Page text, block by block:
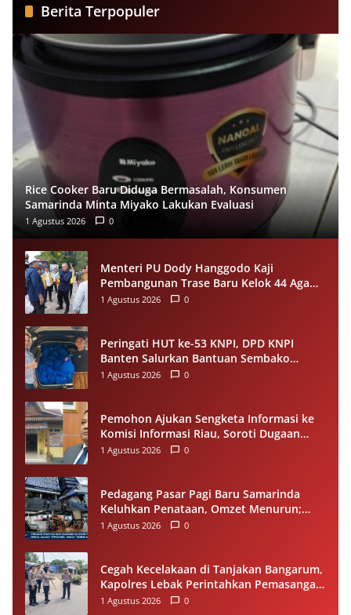
Berita Terpopuler
Rice Cooker Baru Diduga Bermasalah, Konsumen
Samarinda Minta Miyako Lakukan Evaluasi
1 Agustus 2026 0
Menteri PU Dody Hanggodo Kaji
Pembangunan Trase Baru Kelok 44 Agam
Usai Longsor, Utamakan Keselamatan
1 Agustus 2026 0
Peringati HUT ke-53 KNPI, DPD KNPI
Banten Salurkan Bantuan Sembako
Melalui Pemuda Berdampak
1 Agustus 2026 0
Pemohon Ajukan Sengketa Informasi ke
Komisi Informasi Riau, Soroti Dugaan
Tidak Ditanggapinya Permohonan ke
1 Agustus 2026 0
Pedagang Pasar Pagi Baru Samarinda
Keluhkan Penataan, Omzet Menurun;
Minta Pemkot Evaluasi Distribusi Ruko
1 Agustus 2026 0
Cegah Kecelakaan di Tanjakan Bangarum,
Kapolres Lebak Perintahkan Pemasangan
Rambu Lalu Lintas
1 Agustus 2026 0